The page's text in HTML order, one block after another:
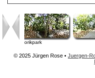
Motorikpark
© 2025 Jürgen Rose •Juergen-